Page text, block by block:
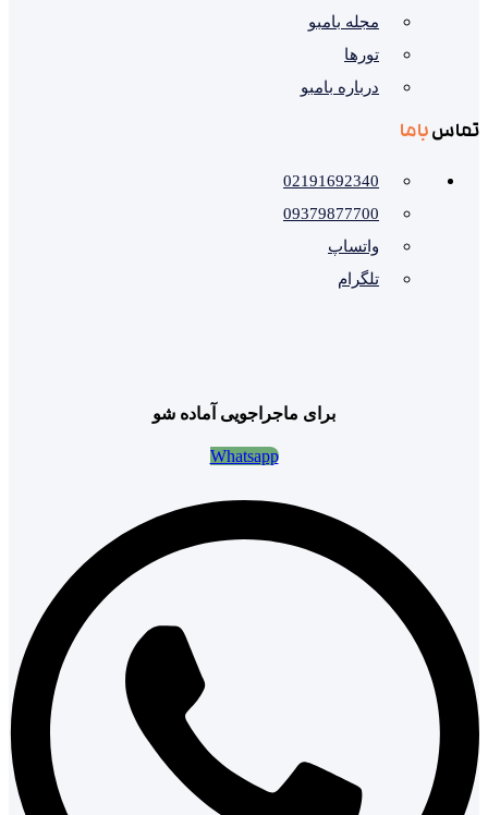
مجله بامبو
تورها
درباره بامبو
تماسباما
02191692340
09379877700
واتساپ
تلگرام
برای ماجراجویی آماده شو
Whatsapp